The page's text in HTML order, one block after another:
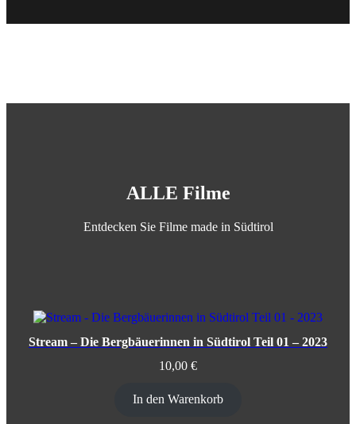
ALLE Filme
Entdecken Sie Filme made in Südtirol
Stream – Die Bergbäuerinnen in Südtirol Teil 01 – 2023
10,00 €
In den Warenkorb